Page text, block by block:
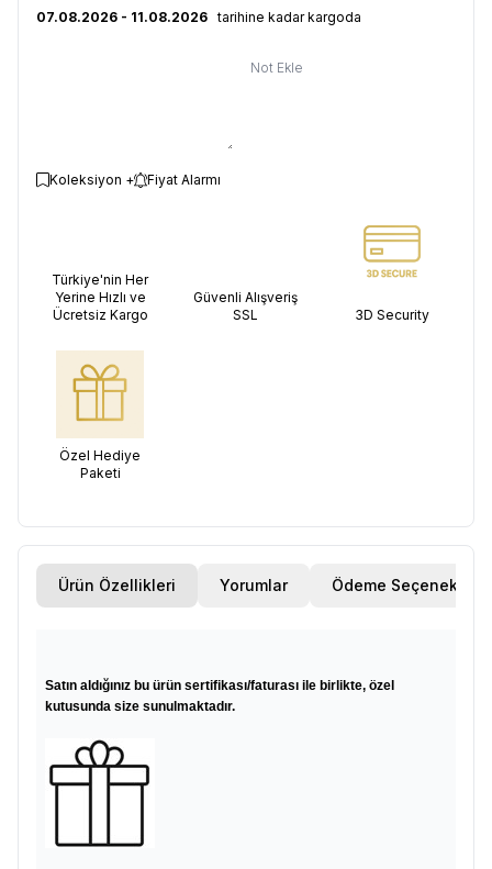
07.08.2026 - 11.08.2026 tarihine kadar kargoda
Not Ekle
Koleksiyon + Fiyat Alarmı
Türkiye'nin Her
Yerine Hızlı ve
Ücretsiz Kargo
Güvenli Alışveriş
SSL
3D Security
Özel Hediye
Paketi
Ürün Özellikleri Yorumlar Ödeme Seçenekleri
Satın aldığınız bu ürün sertifikası/faturası ile birlikte, özel
kutusunda size sunulmaktadır.